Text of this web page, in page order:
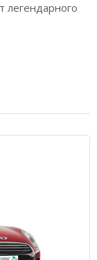
легендарного